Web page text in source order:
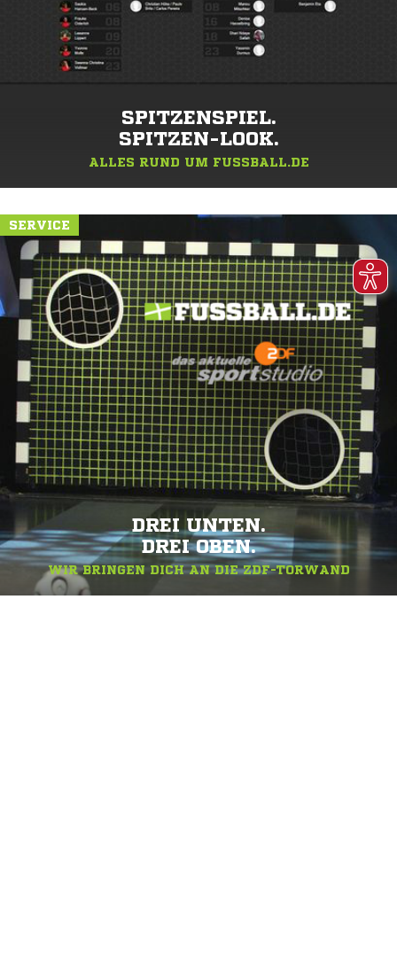
SPITZENSPIEL.
SPITZEN-LOOK.
ALLES RUND UM FUSSBALL.DE
SERVICE
DREI UNTEN.
DREI OBEN.
WIR BRINGEN DICH AN DIE ZDF-TORWAND